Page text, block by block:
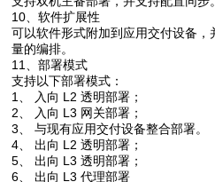
10、软件扩展性
可以软件形式附加到应用交付设备
量的编排。
11、部署模式
支持以下部署模式：
1、 入向 L2 透明部署；
2、 入向 L3 网关部署；
3、 与现有应用交付设备整合部署。
4、 出向 L2 透明部署；
5、 出向 L3 透明部署；
6、 出向 L3 代理部署